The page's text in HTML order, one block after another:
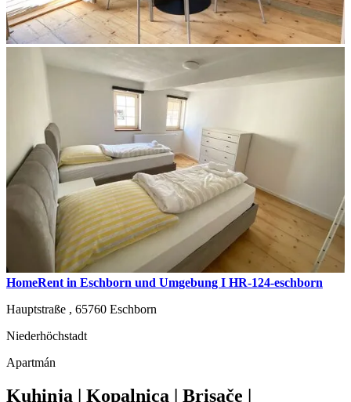
HomeRent in Eschborn und Umgebung I HR-124-eschborn
Hauptstraße , 65760 Eschborn
Niederhöchstadt
Apartmán
Kuhinja | Kopalnica | Brisače |